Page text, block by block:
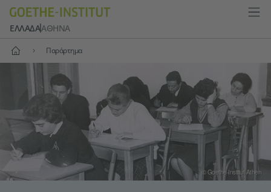
ΕΛΛΆΔΑΑΘΉΝΑ
Αρχική
Παράρτημα
© Goethe-Institut Athen